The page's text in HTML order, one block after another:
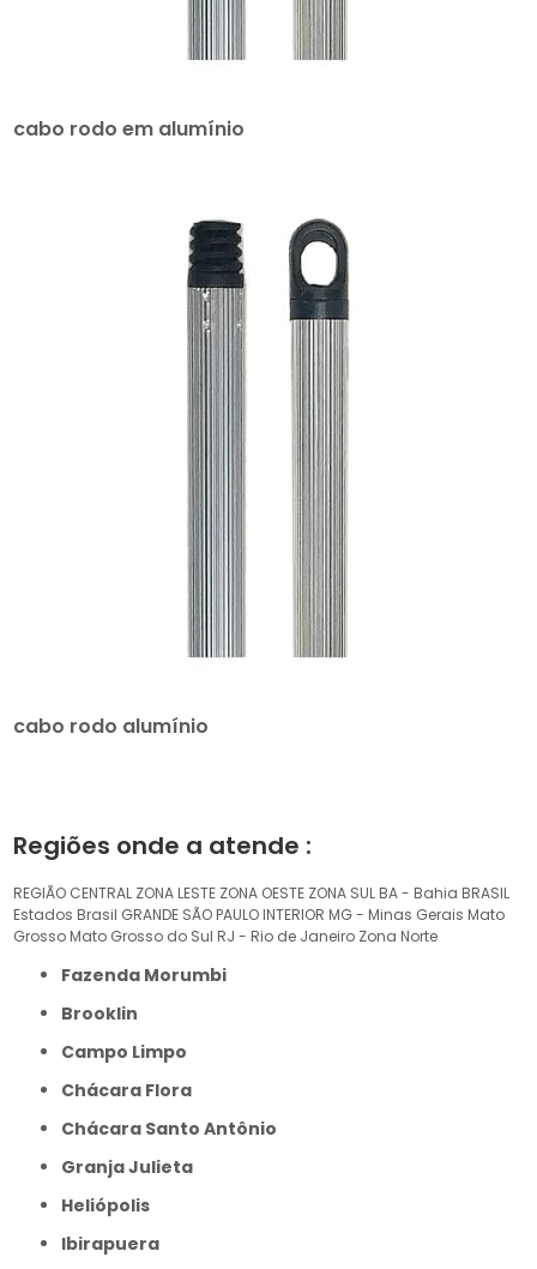
cabo rodo em alumínio
cabo rodo alumínio
Regiões onde a atende :
REGIÃO CENTRAL ZONA LESTE ZONA OESTE ZONA SUL BA - Bahia BRASIL
Estados Brasil GRANDE SÃO PAULO INTERIOR MG - Minas Gerais Mato
Grosso Mato Grosso do Sul RJ - Rio de Janeiro Zona Norte
Fazenda Morumbi
Brooklin
Campo Limpo
Chácara Flora
Chácara Santo Antônio
Granja Julieta
Heliópolis
Ibirapuera